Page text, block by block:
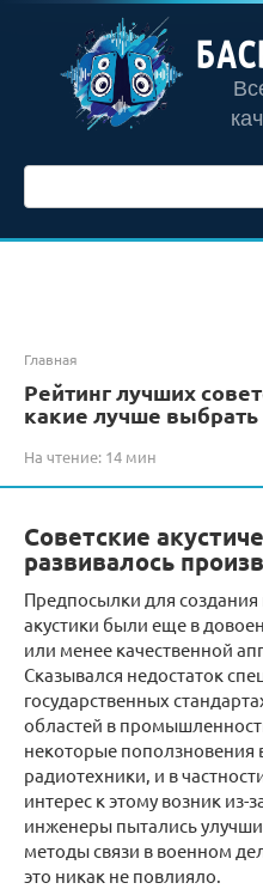
контенту
Главная
Рейтинг лучших
какие лучше выбрать
На чтение: 14 мин
Советские
развивалось
Предпосылки для создания
акустики были еще в
или менее качественной
Сказывался недостаток
государственных
областей в
некоторые поползновения
радиотехники, и в
интерес к этому возник
инженеры пытались
методы связи в военном
это никак не повлияло.